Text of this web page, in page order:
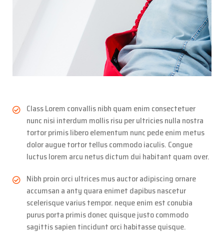
Class Lorem convallis nibh quam enim consectetuer
nunc nisi interdum mollis risu per ultricies nulla nostra
tortor primis libero elementum nunc pede enim metus
dolor augue tortor tellus commodo iaculis. Congue
luctus lorem arcu netus dictum dui habitant quam over.
Nibh proin orci ultrices mus auctor adipiscing ornare
accumsan a anty quara enimet dapibus nascetur
scelerisque varius tempor. neque enim est conubia
purus porta primis donec quisque justo commodo
sagittis sapien tincidunt orci habitasse quisque.